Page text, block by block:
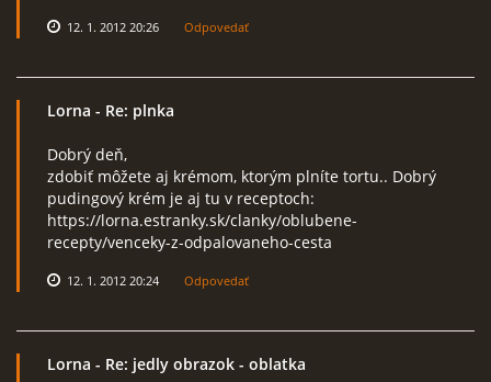
12. 1. 2012 20:26 Odpovedať
Lorna - Re: plnka
Dobrý deň,
zdobiť môžete aj krémom, ktorým plníte tortu.. Dobrý
pudingový krém je aj tu v receptoch:
https://lorna.estranky.sk/clanky/oblubene-
recepty/venceky-z-odpalovaneho-cesta
12. 1. 2012 20:24 Odpovedať
Lorna - Re: jedly obrazok - oblatka